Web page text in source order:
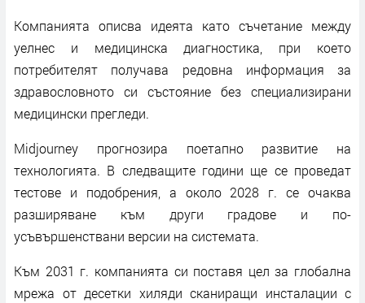
Компанията описва идеята като съчетание между
уелнес и медицинска диагностика, при което
потребителят получава редовна информация за
здравословното си състояние без специализирани
медицински прегледи.
Midjourney прогнозира поетапно развитие на
технологията. В следващите години ще се проведат
тестове и подобрения, а около 2028 г. се очаква
разширяване към други градове и по-
усъвършенствани версии на системата.
Към 2031 г. компанията си поставя цел за глобална
мрежа от десетки хиляди сканиращи инсталации с